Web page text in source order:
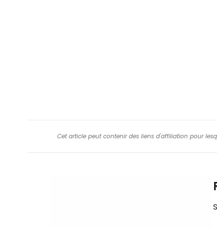
Cet article peut contenir des liens d'affiliation pour